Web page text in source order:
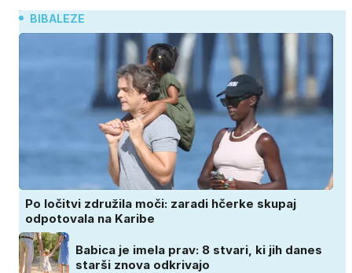
BIBALEZE
Po ločitvi združila moči: zaradi hčerke skupaj
odpotovala na Karibe
Babica je imela prav: 8 stvari, ki jih danes
starši znova odkrivajo